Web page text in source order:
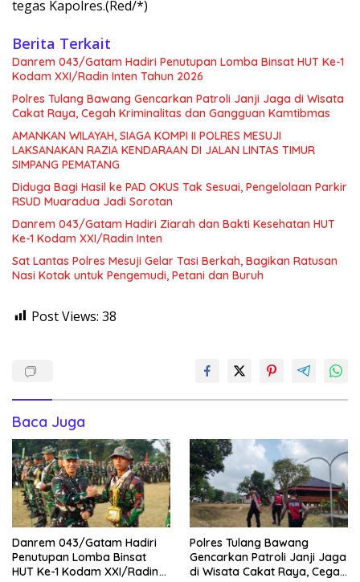
tegas Kapolres.(Red/*)
Berita Terkait
Danrem 043/Gatam Hadiri Penutupan Lomba Binsat HUT Ke-1
Kodam XXI/Radin Inten Tahun 2026
Polres Tulang Bawang Gencarkan Patroli Janji Jaga di Wisata
Cakat Raya, Cegah Kriminalitas dan Gangguan Kamtibmas
AMANKAN WILAYAH, SIAGA KOMPI II POLRES MESUJI
LAKSANAKAN RAZIA KENDARAAN DI JALAN LINTAS TIMUR
SIMPANG PEMATANG
Diduga Bagi Hasil ke PAD OKUS Tak Sesuai, Pengelolaan Parkir
RSUD Muaradua Jadi Sorotan
Danrem 043/Gatam Hadiri Ziarah dan Bakti Kesehatan HUT
Ke-1 Kodam XXI/Radin Inten
Sat Lantas Polres Mesuji Gelar Tasi Berkah, Bagikan Ratusan
Nasi Kotak untuk Pengemudi, Petani dan Buruh
Post Views: 38
Baca Juga
Danrem 043/Gatam Hadiri
Penutupan Lomba Binsat
HUT Ke-1 Kodam XXI/Radin
Polres Tulang Bawang
Gencarkan Patroli Janji Jaga
di Wisata Cakat Raya, Cegah